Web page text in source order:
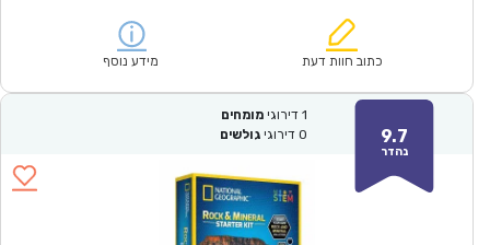
₪86.00.
הוא:
כתוב חוות דעת מידע נוסף
9.7
נהדר
1 דירוגי מומחים
0 דירוגי גולשים